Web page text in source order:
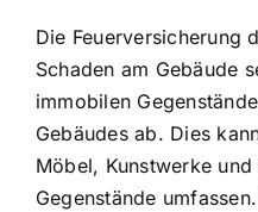
Die Feuerversicherung
Schaden am Gebäude
immobilen
Gebäudes ab. Dies
Möbel, Kunstwerke
Gegenstände